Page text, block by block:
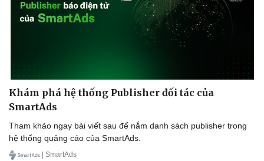
Khám phá hệ thống Publisher đối tác của
SmartAds
Tham khảo ngay bài viết sau để nắm danh sách publisher trong
hệ thống quảng cáo của SmartAds.
| SmartAds